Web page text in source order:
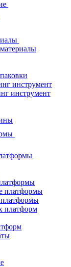
инструмент
инструмент
платформы
платформ